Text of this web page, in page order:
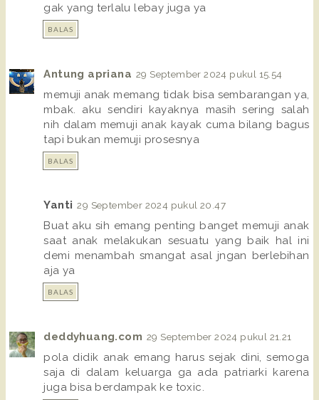
gak yang terlalu lebay juga ya
BALAS
Antung apriana 29 September 2024 pukul 15.54
memuji anak memang tidak bisa sembarangan ya,
mbak. aku sendiri kayaknya masih sering salah
nih dalam memuji anak kayak cuma bilang bagus
tapi bukan memuji prosesnya
BALAS
Yanti 29 September 2024 pukul 20.47
Buat aku sih emang penting banget memuji anak
saat anak melakukan sesuatu yang baik hal ini
demi menambah smangat asal jngan berlebihan
aja ya
BALAS
deddyhuang.com 29 September 2024 pukul 21.21
pola didik anak emang harus sejak dini, semoga
saja di dalam keluarga ga ada patriarki karena
juga bisa berdampak ke toxic.